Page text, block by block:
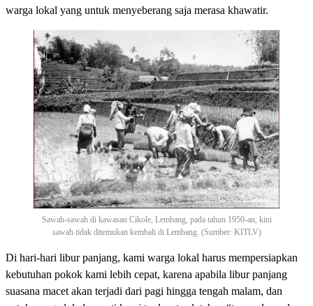
warga lokal yang untuk menyeberang saja merasa khawatir.
Sawah-sawah di kawasan Cikole, Lembang, pada tahun 1950-an, kini
sawah tidak ditemukan kembali di Lembang. (Sumber: KITLV)
Di hari-hari libur panjang, kami warga lokal harus mempersiapkan
kebutuhan pokok kami lebih cepat, karena apabila libur panjang
suasana macet akan terjadi dari pagi hingga tengah malam, dan